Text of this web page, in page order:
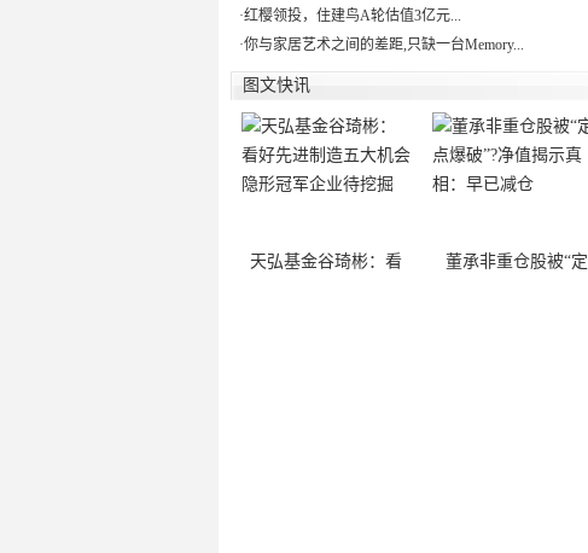
·红樱领投，住建鸟A轮估值3亿元...
·你与家居艺术之间的差距,只缺一台Memory...
图文快讯
天弘基金谷琦彬：看 董承非重仓股被“定